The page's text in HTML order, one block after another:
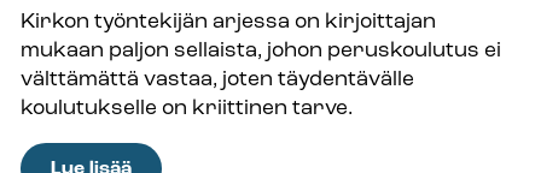
Kirkon työntekijän arjessa on kirjoittajan
mukaan paljon sellaista, johon peruskoulutus ei
välttämättä vastaa, joten täydentävälle
koulutukselle on kriittinen tarve.
: